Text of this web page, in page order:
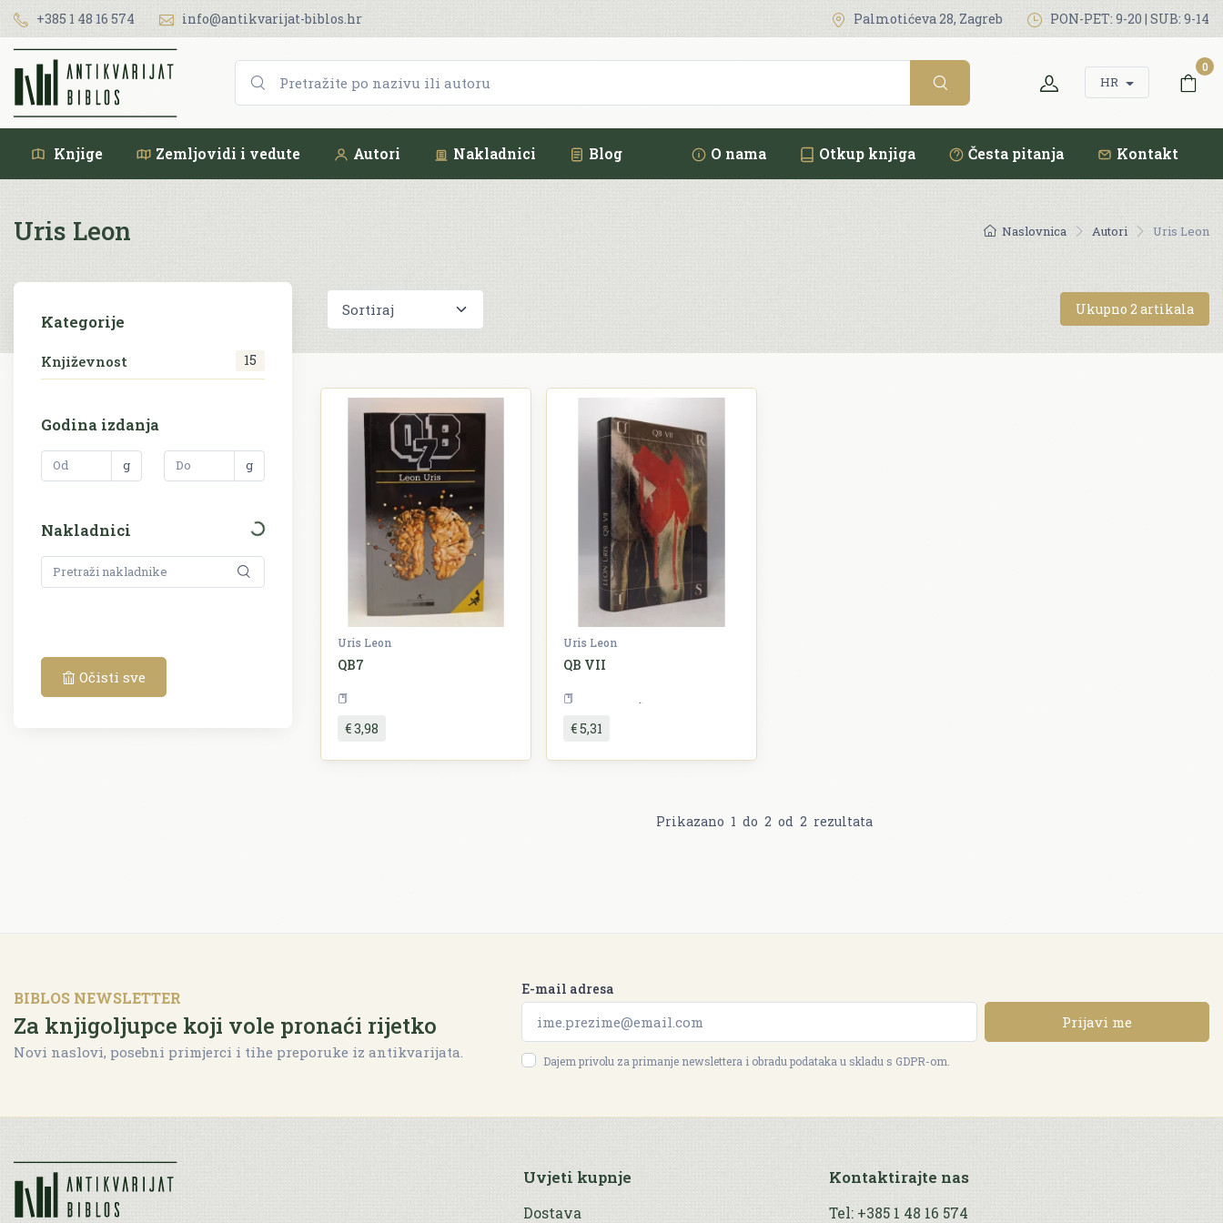
+385 1 48 16 574 info@antikvarijat-biblos.hr Palmotićeva 28, Zagreb PON-PET: 9-20 | SUB: 9-14
HR
0
Knjige Zemljovidi i vedute Autori Nakladnici Blog O nama Otkup knjiga Česta pitanja Kontakt
Naslovnica Autori Uris Leon
Uris Leon
Kategorije
Književnost 15
Godina izdanja
g g
Nakladnici
Očisti sve
Ukupno 2 artikala
Uris Leon
QB7
€ 3,98
Uris Leon
QB VII
€ 5,31
Prikazano 1 do 2 od 2 rezultata
BIBLOS NEWSLETTER
Za knjigoljupce koji vole pronaći rijetko
Novi naslovi, posebni primjerci i tihe preporuke iz antikvarijata.
E-mail adresa
Prijavi me
Dajem privolu za primanje newslettera i obradu podataka u skladu s GDPR-om.
Uvjeti kupnje
Dostava
Kontaktirajte nas
Tel: +385 1 48 16 574